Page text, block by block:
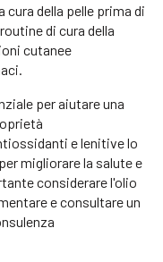
della pelle prima di
di cura della
cutanee
per aiutare una
e lenitive lo
migliorare la salute e
considerare l'olio
e consultare un